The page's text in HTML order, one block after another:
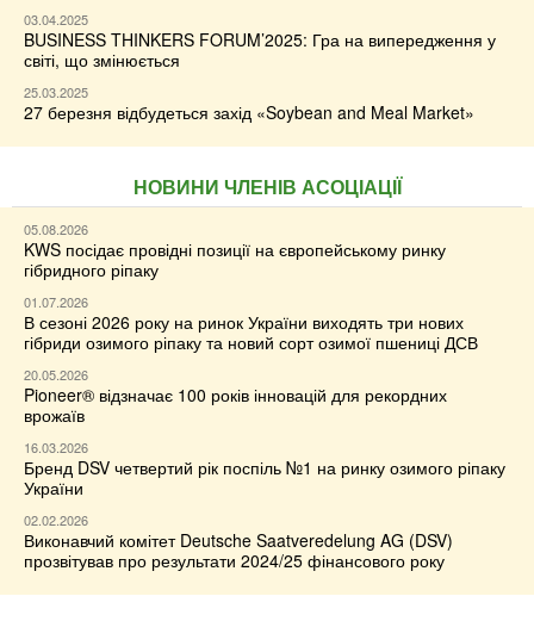
03.04.2025
BUSINESS THINKERS FORUM’2025: Гра на випередження у
світі, що змінюється
25.03.2025
27 березня відбудеться захід «Soybean and Meal Market»
НОВИНИ ЧЛЕНІВ АСОЦІАЦІЇ
05.08.2026
KWS посідає провідні позиції на європейському ринку
гібридного ріпаку
01.07.2026
В сезоні 2026 року на ринок України виходять три нових
гібриди озимого ріпаку та новий сорт озимої пшениці ДСВ
20.05.2026
Pioneer® відзначає 100 років інновацій для рекордних
врожаїв
16.03.2026
Бренд DSV четвертий рік поспіль №1 на ринку озимого ріпаку
України
02.02.2026
Виконавчий комітет Deutsche Saatveredelung AG (DSV)
прозвітував про результати 2024/25 фінансового року